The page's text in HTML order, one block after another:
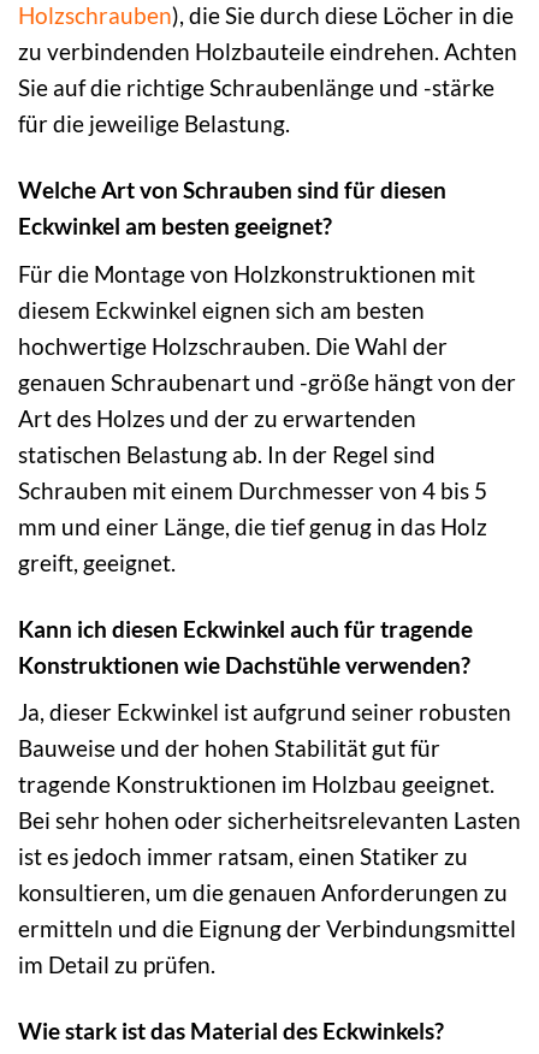
Holzschrauben), die Sie durch diese Löcher in die
zu verbindenden Holzbauteile eindrehen. Achten
Sie auf die richtige Schraubenlänge und -stärke
für die jeweilige Belastung.
Welche Art von Schrauben sind für diesen
Eckwinkel am besten geeignet?
Für die Montage von Holzkonstruktionen mit
diesem Eckwinkel eignen sich am besten
hochwertige Holzschrauben. Die Wahl der
genauen Schraubenart und -größe hängt von der
Art des Holzes und der zu erwartenden
statischen Belastung ab. In der Regel sind
Schrauben mit einem Durchmesser von 4 bis 5
mm und einer Länge, die tief genug in das Holz
greift, geeignet.
Kann ich diesen Eckwinkel auch für tragende
Konstruktionen wie Dachstühle verwenden?
Ja, dieser Eckwinkel ist aufgrund seiner robusten
Bauweise und der hohen Stabilität gut für
tragende Konstruktionen im Holzbau geeignet.
Bei sehr hohen oder sicherheitsrelevanten Lasten
ist es jedoch immer ratsam, einen Statiker zu
konsultieren, um die genauen Anforderungen zu
ermitteln und die Eignung der Verbindungsmittel
im Detail zu prüfen.
Wie stark ist das Material des Eckwinkels?